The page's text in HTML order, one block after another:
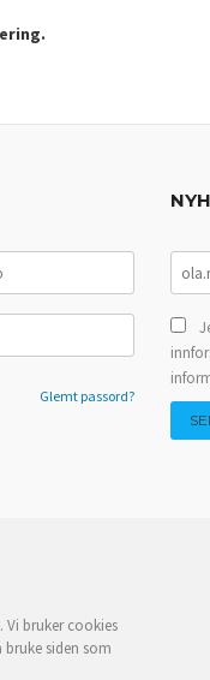
Glemt passord?
Vi bruker cookies
siden som